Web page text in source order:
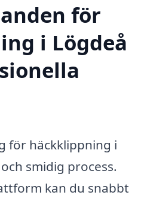
för
i Lögdeå
för häckklippning i
smidig process.
kan du snabbt